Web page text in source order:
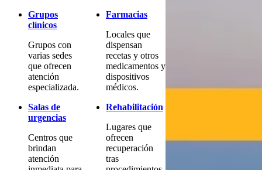
Grupos
clínicos
Grupos con
varias sedes
que ofrecen
atención
especializada.
Salas de
urgencias
Centros que
brindan
atención
Farmacias
Locales que
dispensan
recetas y otros
medicamentos y
dispositivos
médicos.
Rehabilitación
Lugares que
ofrecen
recuperación
tras